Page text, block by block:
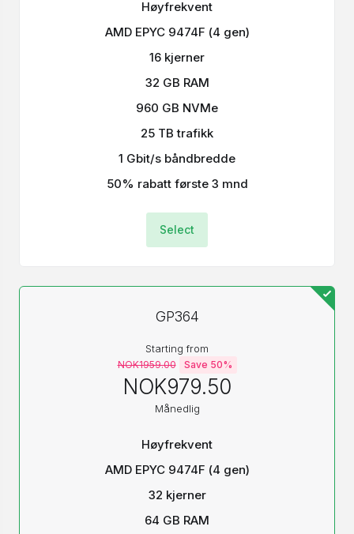
Høyfrekvent
AMD EPYC 9474F (4 gen)
16 kjerner
32 GB RAM
960 GB NVMe
25 TB trafikk
1 Gbit/s båndbredde
50% rabatt første 3 mnd
Select
GP364
Starting from
NOK1959.00 Save 50%
NOK979.50
Månedlig
Høyfrekvent
AMD EPYC 9474F (4 gen)
32 kjerner
64 GB RAM